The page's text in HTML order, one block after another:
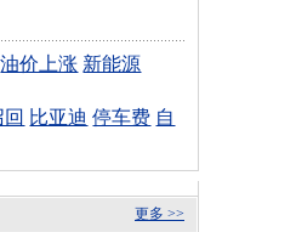
油价上涨 新能源
比亚迪 停车费 自
更多 >>